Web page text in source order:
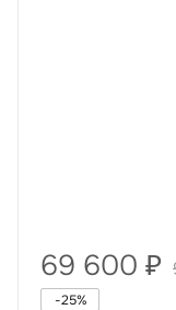
69 600 ₽
-25%